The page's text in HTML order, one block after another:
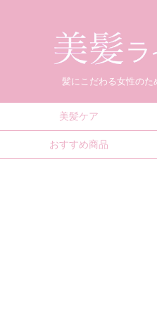
髪にこだわる女性のた
美髪ケア
おすすめ商品